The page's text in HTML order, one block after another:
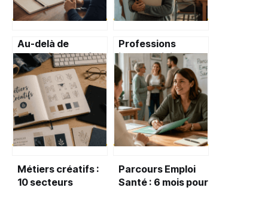
Au-delà de
l’autorité : 4 soft
skills pour
transformer la
pression en
performance
collective
Professions
intermédiaires de
la santé et du
social : 4 niveaux
de formation et
des leviers de
carrière concrets
Métiers créatifs :
10 secteurs
Parcours Emploi
Santé : 6 mois pour